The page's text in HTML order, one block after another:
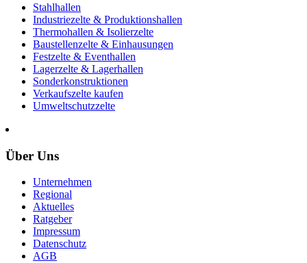
Stahlhallen
Industriezelte & Produktionshallen
Thermohallen & Isolierzelte
Baustellenzelte & Einhausungen
Festzelte & Eventhallen
Lagerzelte & Lagerhallen
Sonderkonstruktionen
Verkaufszelte kaufen
Umweltschutzzelte
Über Uns
Unternehmen
Regional
Aktuelles
Ratgeber
Impressum
Datenschutz
AGB